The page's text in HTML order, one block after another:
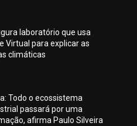
laboratório que usa
Virtual para explicar as
climáticas
Todo o ecossistema
passará por uma
afirma Paulo Silveira